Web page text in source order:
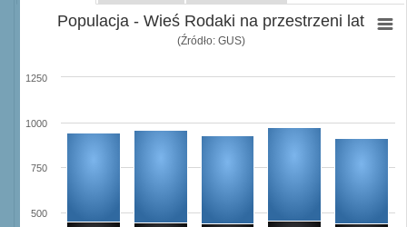
Populacja - Wieś Rodaki na przestrzeni lat
(Źródło: GUS)
500
750
1000
1250